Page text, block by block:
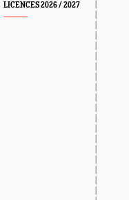
LICENCES 2026 / 2027